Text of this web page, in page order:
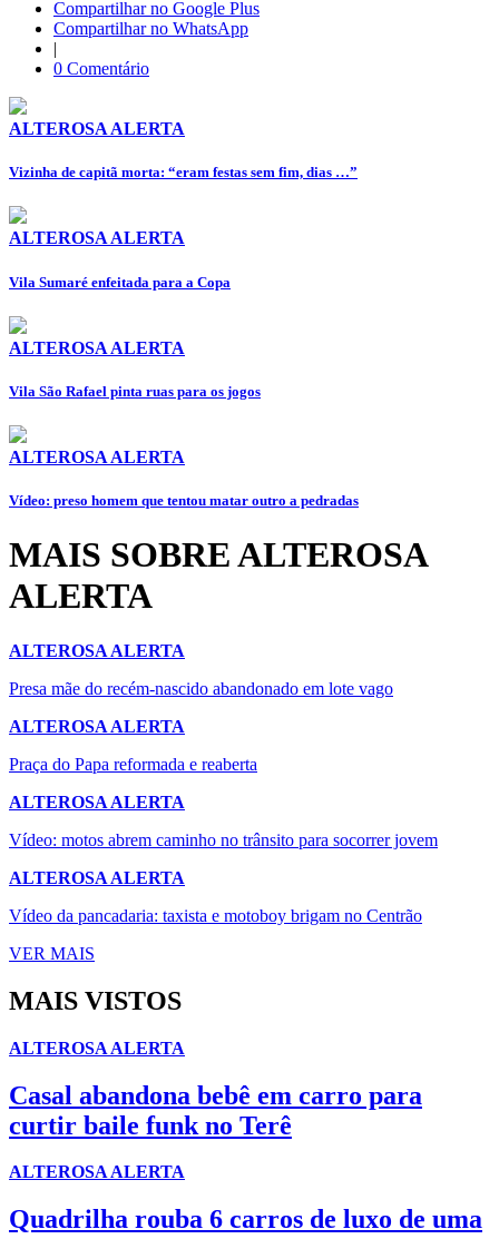
Compartilhar no Google Plus
Compartilhar no WhatsApp
|
0 Comentário
ALTEROSA ALERTA
Vizinha de capitã morta: “eram festas sem fim, dias …”
ALTEROSA ALERTA
Vila Sumaré enfeitada para a Copa
ALTEROSA ALERTA
Vila São Rafael pinta ruas para os jogos
ALTEROSA ALERTA
Vídeo: preso homem que tentou matar outro a pedradas
MAIS SOBRE ALTEROSA
ALERTA
ALTEROSA ALERTA
Presa mãe do recém-nascido abandonado em lote vago
ALTEROSA ALERTA
Praça do Papa reformada e reaberta
ALTEROSA ALERTA
Vídeo: motos abrem caminho no trânsito para socorrer jovem
ALTEROSA ALERTA
Vídeo da pancadaria: taxista e motoboy brigam no Centrão
VER MAIS
MAIS VISTOS
ALTEROSA ALERTA
Casal abandona bebê em carro para
curtir baile funk no Terê
ALTEROSA ALERTA
Quadrilha rouba 6 carros de luxo de uma